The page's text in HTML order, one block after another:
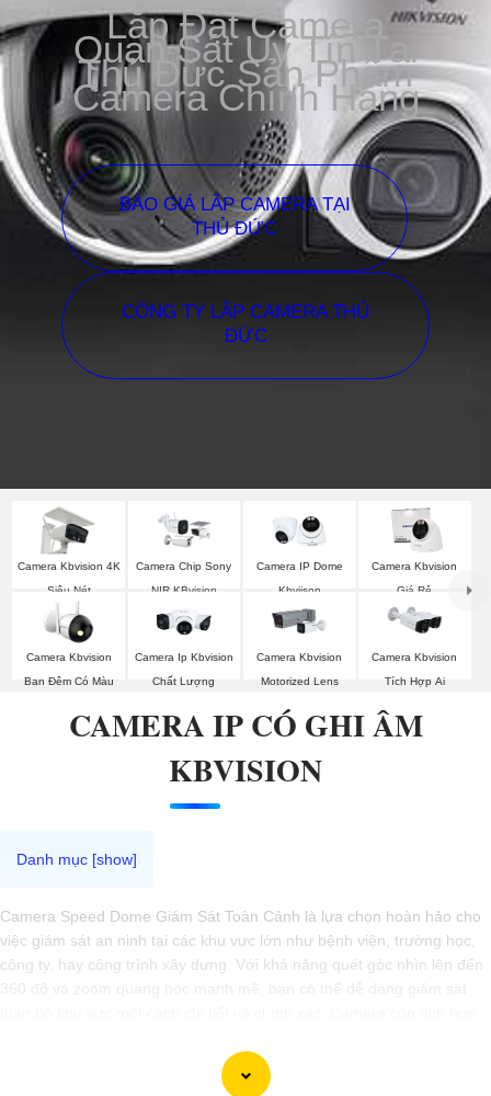
Lắp Đặt Camera
Quan Sát Uy Tín Tại
Thủ Đức Sản Phẩm
Camera Chính Hãng
BÁO GIÁ LẮP CAMERA TẠI
THỦ ĐỨC
CÔNG TY LẮP CAMERA THỦ
ĐỨC
Camera Kbvision 4K
Siêu Nét
Camera Chip Sony
NIR KBvision
Camera IP Dome
Kbviison
Camera Kbvision
Giá Rẻ
Camera Kbvision
Ban Đêm Có Màu
Camera Ip Kbvision
Chất Lượng
Camera Kbvision
Motorized Lens
Camera Kbvision
Tích Hợp Ai
CAMERA IP CÓ GHI ÂM
KBVISION
Camera Speed Dome Giám Sát Toàn Cảnh là lựa chọn hoàn hảo cho
việc giám sát an ninh tại các khu vực lớn như bệnh viện, trường học,
công ty, hay công trình xây dựng. Với khả năng quét góc nhìn lên đến
chuyển động và ghi hình chất lượng cao, giúp bạn bảo vệ tài sản và
người thân một cách hiệu quả. Với thiết kế chắc chắn và khả năng